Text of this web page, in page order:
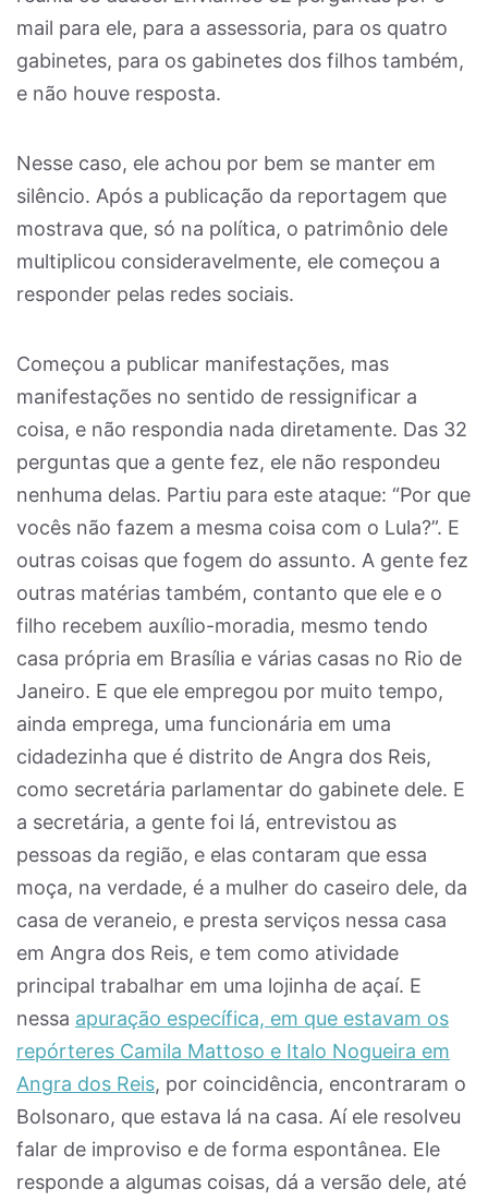
mail para ele, para a assessoria, para os quatro
gabinetes, para os gabinetes dos filhos também,
e não houve resposta.
Nesse caso, ele achou por bem se manter em
silêncio. Após a publicação da reportagem que
mostrava que, só na política, o patrimônio dele
multiplicou consideravelmente, ele começou a
responder pelas redes sociais.
Começou a publicar manifestações, mas
manifestações no sentido de ressignificar a
coisa, e não respondia nada diretamente. Das 32
perguntas que a gente fez, ele não respondeu
nenhuma delas. Partiu para este ataque: “Por que
vocês não fazem a mesma coisa com o Lula?”. E
outras coisas que fogem do assunto. A gente fez
outras matérias também, contanto que ele e o
filho recebem auxílio-moradia, mesmo tendo
casa própria em Brasília e várias casas no Rio de
Janeiro. E que ele empregou por muito tempo,
ainda emprega, uma funcionária em uma
cidadezinha que é distrito de Angra dos Reis,
como secretária parlamentar do gabinete dele. E
a secretária, a gente foi lá, entrevistou as
pessoas da região, e elas contaram que essa
moça, na verdade, é a mulher do caseiro dele, da
casa de veraneio, e presta serviços nessa casa
em Angra dos Reis, e tem como atividade
principal trabalhar em uma lojinha de açaí. E
nessa apuração específica, em que estavam os
repórteres Camila Mattoso e Italo Nogueira em
Angra dos Reis, por coincidência, encontraram o
Bolsonaro, que estava lá na casa. Aí ele resolveu
falar de improviso e de forma espontânea. Ele
responde a algumas coisas, dá a versão dele, até